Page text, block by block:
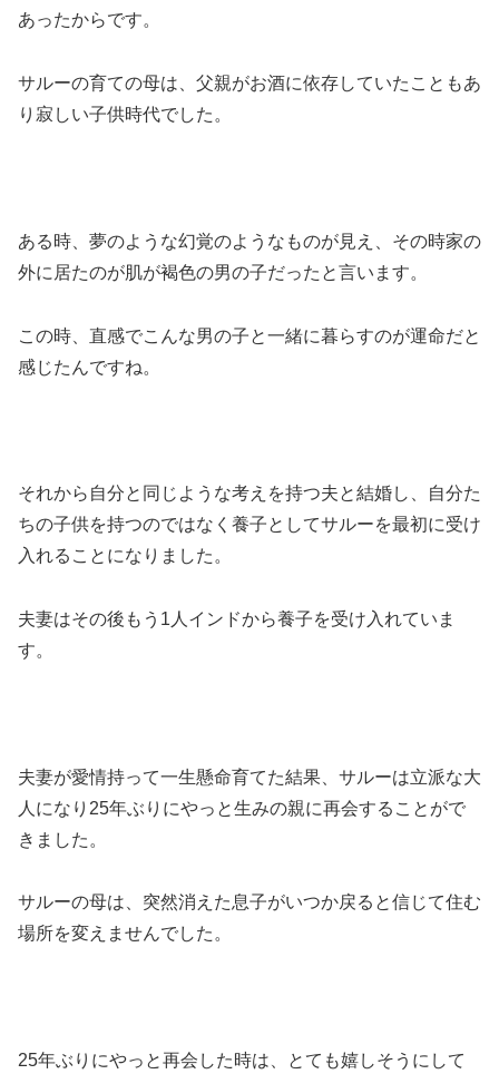
あったからです。
サルーの育ての母は、父親がお酒に依存していたこともあ
り寂しい子供時代でした。
ある時、夢のような幻覚のようなものが見え、その時家の
外に居たのが肌が褐色の男の子だったと言います。
この時、直感でこんな男の子と一緒に暮らすのが運命だと
感じたんですね。
それから自分と同じような考えを持つ夫と結婚し、自分た
ちの子供を持つのではなく養子としてサルーを最初に受け
入れることになりました。
夫妻はその後もう1人インドから養子を受け入れていま
す。
夫妻が愛情持って一生懸命育てた結果、サルーは立派な大
人になり25年ぶりにやっと生みの親に再会することがで
きました。
サルーの母は、突然消えた息子がいつか戻ると信じて住む
場所を変えませんでした。
25年ぶりにやっと再会した時は、とても嬉しそうにして